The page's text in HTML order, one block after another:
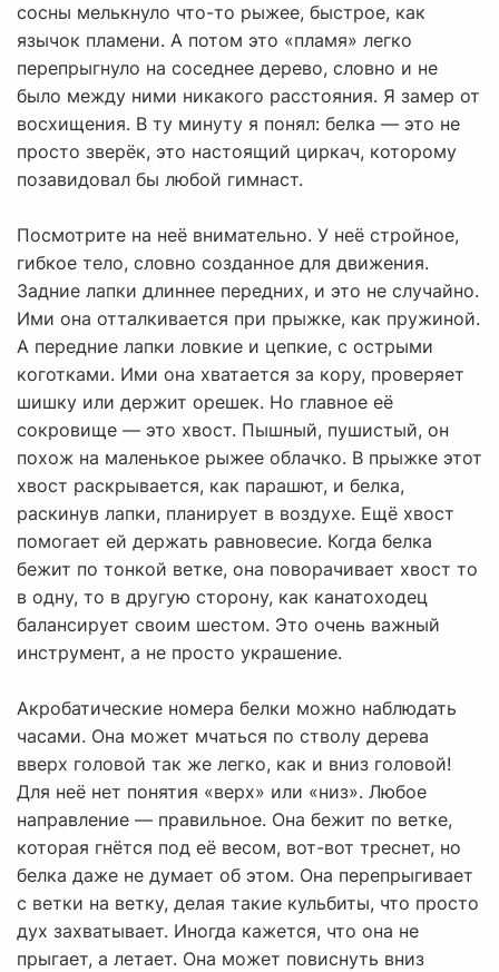
сосны мелькнуло что-то рыжее, быстрое, как
язычок пламени. А потом это «пламя» легко
перепрыгнуло на соседнее дерево, словно и не
было между ними никакого расстояния. Я замер от
восхищения. В ту минуту я понял: белка — это не
просто зверёк, это настоящий циркач, которому
позавидовал бы любой гимнаст.
Посмотрите на неё внимательно. У неё стройное,
гибкое тело, словно созданное для движения.
Задние лапки длиннее передних, и это не случайно.
Ими она отталкивается при прыжке, как пружиной.
А передние лапки ловкие и цепкие, с острыми
коготками. Ими она хватается за кору, проверяет
шишку или держит орешек. Но главное её
сокровище — это хвост. Пышный, пушистый, он
похож на маленькое рыжее облачко. В прыжке этот
хвост раскрывается, как парашют, и белка,
раскинув лапки, планирует в воздухе. Ещё хвост
помогает ей держать равновесие. Когда белка
бежит по тонкой ветке, она поворачивает хвост то
в одну, то в другую сторону, как канатоходец
балансирует своим шестом. Это очень важный
инструмент, а не просто украшение.
Акробатические номера белки можно наблюдать
часами. Она может мчаться по стволу дерева
вверх головой так же легко, как и вниз головой!
Для неё нет понятия «верх» или «низ». Любое
направление — правильное. Она бежит по ветке,
которая гнётся под её весом, вот-вот треснет, но
белка даже не думает об этом. Она перепрыгивает
с ветки на ветку, делая такие кульбиты, что просто
дух захватывает. Иногда кажется, что она не
прыгает, а летает. Она может повиснуть вниз